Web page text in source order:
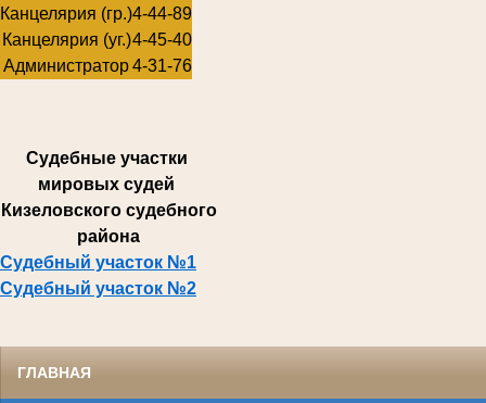
Канцелярия (гр.)4-44-89
Канцелярия (уг.)4-45-40
Администратор4-31-76
Судебные участки
мировых судей
Кизеловского судебного
района
Судебный участок №1
Судебный участок №2
ГЛАВНАЯ